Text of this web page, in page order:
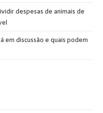
despesas de animais de
em discussão e quais podem